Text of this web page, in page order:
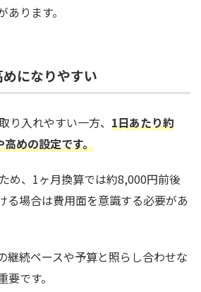
ります。
になりやすい
り入れやすい一方、 1日あたり約
めの設定です。
め、1ヶ月換算では約8,000円前後
る場合は費用面を意識する必要があ
継続ペースや予算と照らし合わせな
です。